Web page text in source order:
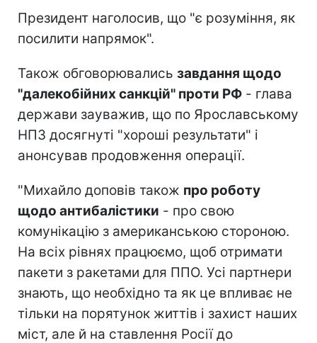
Президент наголосив, що "є розуміння, як
посилити напрямок".
Також обговорювались завдання щодо
"далекобійних санкцій" проти РФ - глава
держави зауважив, що по Ярославському
НПЗ досягнуті "хороші результати" і
анонсував продовження операції.
"Михайло доповів також про роботу
щодо антибалістики - про свою
комунікацію з американською стороною.
На всіх рівнях працюємо, щоб отримати
пакети з ракетами для ППО. Усі партнери
знають, що необхідно та як це впливає не
тільки на порятунок життів і захист наших
міст, але й на ставлення Росії до